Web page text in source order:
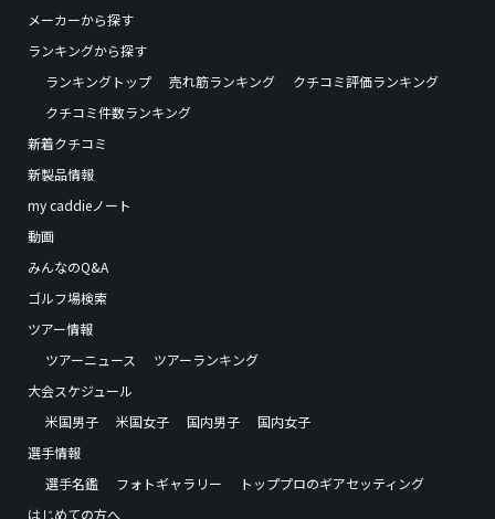
メーカーから探す
ランキングから探す
ランキングトップ
売れ筋ランキング
クチコミ評価ランキング
クチコミ件数ランキング
新着クチコミ
新製品情報
my caddieノート
動画
みんなのQ&A
ゴルフ場検索
ツアー情報
ツアーニュース
ツアーランキング
大会スケジュール
米国男子
米国女子 国内男子
国内女子
選手情報
選手名鑑
フォトギャラリー
トッププロのギアセッティング
はじめての方へ